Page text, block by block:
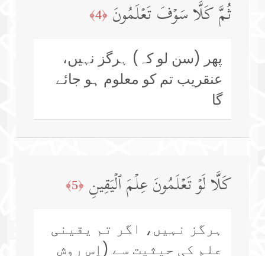
ثُمَّ كَلَّا سَوۡفَ تَعۡلَمُونَ ﴿4﴾
پھر (سن لو کہ) ہرگز نہیں،
عنقریب تم کو معلوم ہو جائے
گا
كَلَّا لَوۡ تَعۡلَمُونَ عِلۡمَ ٱلۡیَقِینِ ﴿5﴾
ہرگز نہیں، اگر تم یقینی
علم کی حیثیت سے (اِس روش